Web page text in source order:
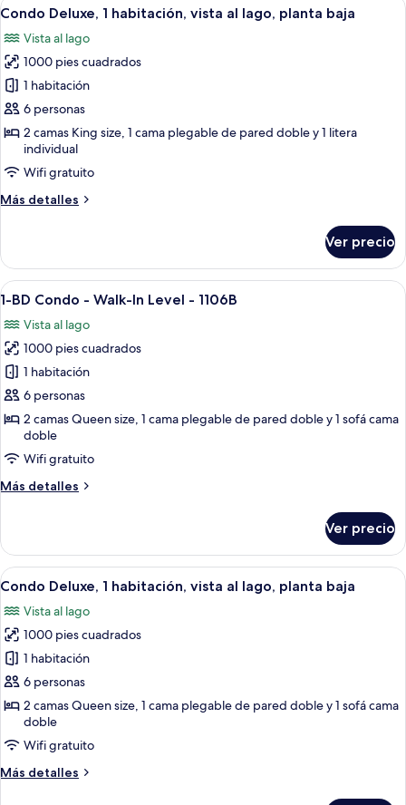
habitaciones,
al
lago
todas
las
fotos
de
Condo
Deluxe,
habitación,
vista
al
planta
baja
16
Condo Deluxe, 1 habitación, vista al lago, planta baja
Vista al lago
1000 pies cuadrados
1 habitación
6 personas
2 camas King size, 1 cama plegable de pared doble y 1 litera
individual
Wifi gratuito
Más detalles
Más
Deluxe,
habitación,
al
lago,
planta
baja
Ver precio
Abrir
todas
las
fotos
de
1-
BD
Condo
-
Walk-
In
-
1106B
Un dormitorio con dos camas,
11
1-BD Condo - Walk-In Level - 1106B
Vista al lago
1000 pies cuadrados
1 habitación
6 personas
2 camas Queen size, 1 cama plegable de pared doble y 1 sofá cama
doble
Wifi gratuito
Más detalles
Más
BD
Condo
-
In
Level
1106B
Ver precio
Abrir
todas
las
fotos
de
Condo
Deluxe,
habitación,
vista
al
Una sala de estar con chimenea,
14
Condo Deluxe, 1 habitación, vista al lago, planta baja
Vista al lago
1000 pies cuadrados
1 habitación
6 personas
2 camas Queen size, 1 cama plegable de pared doble y 1 sofá cama
doble
Wifi gratuito
Más detalles
Más